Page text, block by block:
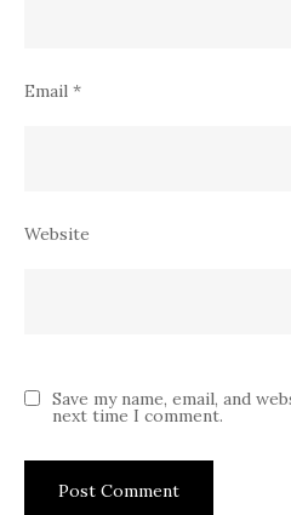
Email *
Website
Save my name, email, and
next time I comment.